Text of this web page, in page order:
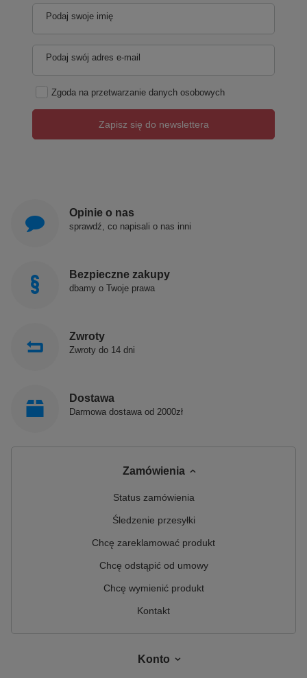
Podaj swoje imię
Podaj swój adres e-mail
Zgoda na przetwarzanie danych osobowych
Zapisz się do newslettera
Opinie o nas
sprawdź, co napisali o nas inni
Bezpieczne zakupy
dbamy o Twoje prawa
Zwroty
Zwroty do 14 dni
Dostawa
Darmowa dostawa od 2000zł
Zamówienia
Status zamówienia
Śledzenie przesyłki
Chcę zareklamować produkt
Chcę odstąpić od umowy
Chcę wymienić produkt
Kontakt
Konto